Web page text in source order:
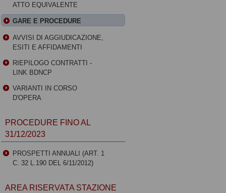
ATTO EQUIVALENTE
GARE E PROCEDURE
AVVISI DI AGGIUDICAZIONE,
ESITI E AFFIDAMENTI
RIEPILOGO CONTRATTI -
LINK BDNCP
VARIANTI IN CORSO
D'OPERA
PROCEDURE FINO AL
31/12/2023
PROSPETTI ANNUALI (ART. 1
C. 32 L.190 DEL 6/11/2012)
AREA RISERVATA STAZIONE